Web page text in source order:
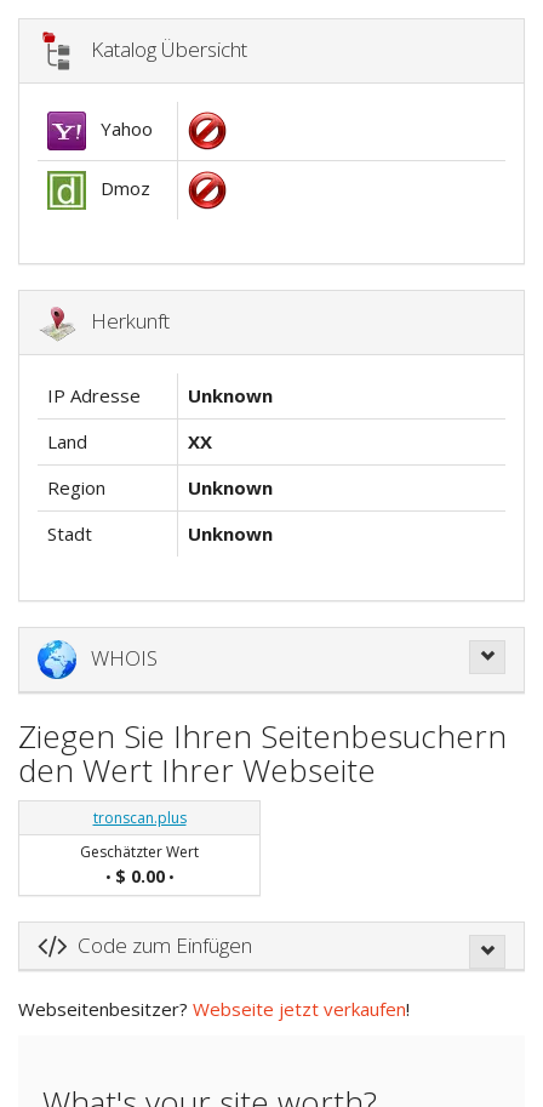
Katalog Übersicht
Yahoo
Dmoz
Herkunft
IP Adresse
Unknown
Land
XX
Region
Unknown
Stadt
Unknown
WHOIS
Ziegen Sie Ihren Seitenbesuchern
den Wert Ihrer Webseite
tronscan.plus
Geschätzter Wert
• $ 0.00•
Code zum Einfügen
Webseitenbesitzer? Webseite jetzt verkaufen!